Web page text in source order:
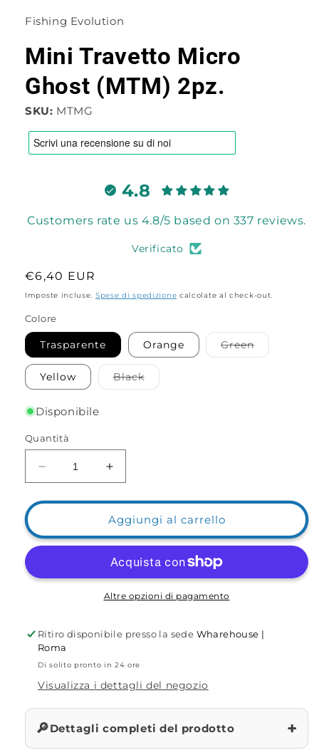
Fishing Evolution
Mini Travetto Micro
Ghost (MTM) 2pz.
SKU: MTMG
4.8
Customers rate us 4.8/5 based on 337 reviews.
Verificato
Prezzo
di
€6,40 EUR
Imposte incluse. Spese di spedizione calcolate al check-out.
Colore
Trasparente Orange GreenVariante
esaurita
Yellow BlackVariante
esaurita
Disponibile
Quantità
Diminuisci
quantità
per
Travetto
Micro
(MTM)
Aumenta
quantità
per
Mini
Travetto
Micro
Ghost
(MTM)
2pz.
Aggiungi al carrello
Altre opzioni di pagamento
Ritiro disponibile presso la sede Wharehouse |
Roma
Di solito pronto in 24 ore
Visualizza i dettagli del negozio
🔎Dettagli completi del prodotto +